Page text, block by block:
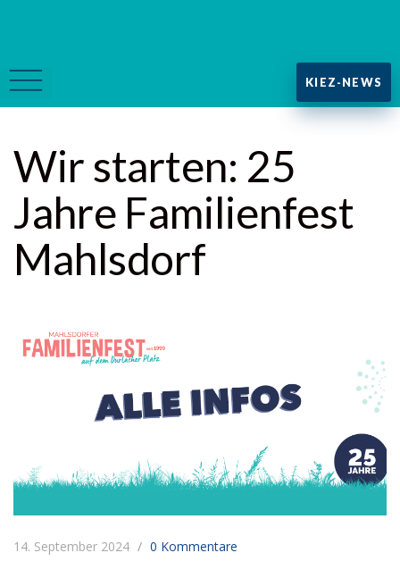
KIEZ-NEWS
Wir starten: 25
Jahre Familienfest
Mahlsdorf
14. September 2024 0 Kommentare